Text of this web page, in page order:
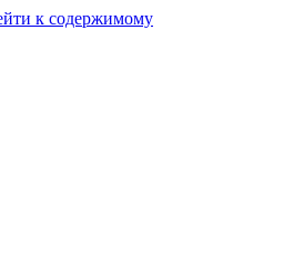
к содержимому